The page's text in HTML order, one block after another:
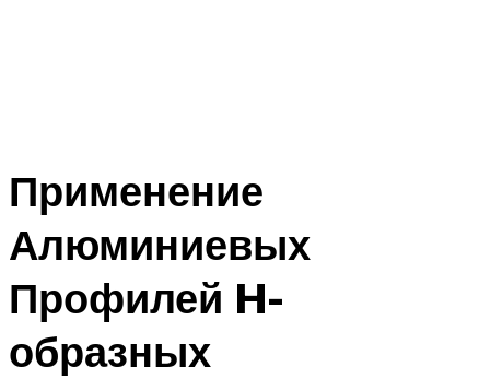
Применение
Алюминиевых
Профилей H-
образных